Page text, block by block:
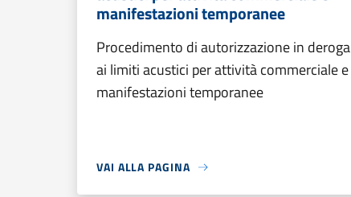
manifestazioni temporanee
Procedimento di autorizzazione in deroga
ai limiti acustici per attività commerciale e
manifestazioni temporanee
VAI ALLA PAGINA